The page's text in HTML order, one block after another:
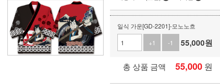
일식 가운[GD-2201]-모노노흐
+1
-1 55,000원
총 상품 금액 55,000 원